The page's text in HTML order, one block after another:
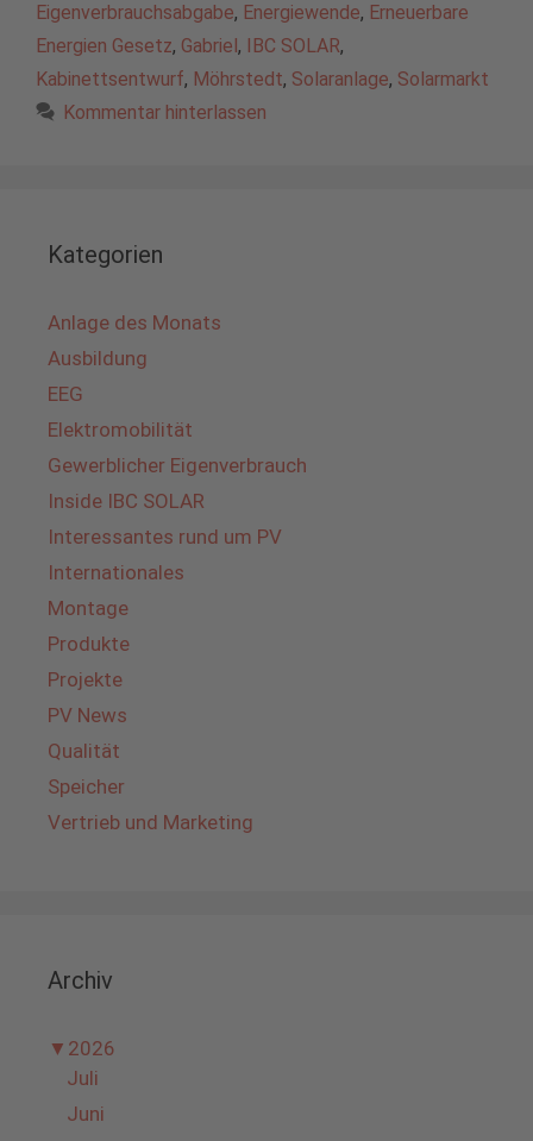
Eigenverbrauchsabgabe, Energiewende, Erneuerbare
Energien Gesetz, Gabriel , IBC SOLAR,
Kabinettsentwurf, Möhrstedt, Solaranlage, Solarmarkt
Kommentar hinterlassen
Kategorien
Anlage des Monats
Ausbildung
EEG
Elektromobilität
Gewerblicher Eigenverbrauch
Inside IBC SOLAR
Interessantes rund um PV
Internationales
Montage
Produkte
Projekte
PV News
Qualität
Speicher
Vertrieb und Marketing
Archiv
▼ 2026
Juli
Juni